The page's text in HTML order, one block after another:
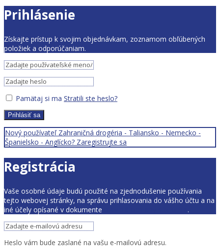
Prihlásenie
Získajte prístup k svojim objednávkam, zoznamom obľúbených
položiek a odporúčaniam.
Pamätaj si ma Stratili ste heslo?
Prihlásiť sa
Nový používateľ Zahraničná drogéria - Taliansko - Nemecko -
Španielsko - Anglícko? Zaregistrujte sa
Registrácia
Vaše osobné údaje budú použité na zjednodušenie používania
tejto webovej stránky, na správu prihlasovania do vášho účtu a na
iné účely opísané v dokumente
.
Heslo vám bude zaslané na vašu e-mailovú adresu.